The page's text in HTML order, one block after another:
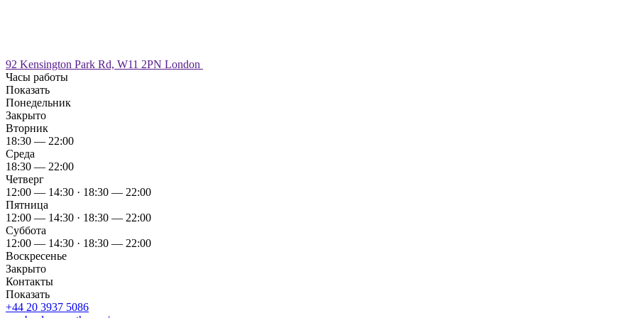
92 Kensington Park Rd, W11 2PN London
Часы работы
Показать
Понедельник
Закрыто
Вторник
18:30 — 22:00
Среда
18:30 — 22:00
Четверг
12:00 — 14:30 · 18:30 — 22:00
Пятница
12:00 — 14:30 · 18:30 — 22:00
Суббота
12:00 — 14:30 · 18:30 — 22:00
Воскресенье
Закрыто
Контакты
Показать
+44 20 3937 5086